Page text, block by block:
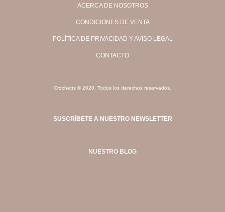
ACERCA DE NOSOTROS
CONDICIONES DE VENTA
POLÍTICA DE PRIVACIDAD Y AVISO LEGAL
CONTACTO
Crochetts © 2020. Todos los derechos reservados.
SUSCRÍBETE A NUESTRO NEWSLETTER
NUESTRO BLOG